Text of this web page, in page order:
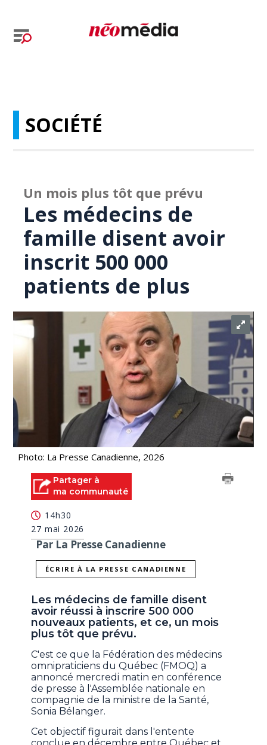
SOCIÉTÉ
Un mois plus tôt que prévu
Les médecins de
famille disent avoir
inscrit 500 000
patients de plus
Photo: La Presse Canadienne, 2026
Partager à
ma communauté
14h30
27 mai 2026
Par La Presse Canadienne
ÉCRIRE À LA PRESSE CANADIENNE
Les médecins de famille disent
avoir réussi à inscrire 500 000
nouveaux patients, et ce, un mois
plus tôt que prévu.
C'est ce que la Fédération des médecins
omnipraticiens du Québec (FMOQ) a
annoncé mercredi matin en conférence
de presse à l'Assemblée nationale en
compagnie de la ministre de la Santé,
Sonia Bélanger.
Cet objectif figurait dans l'entente